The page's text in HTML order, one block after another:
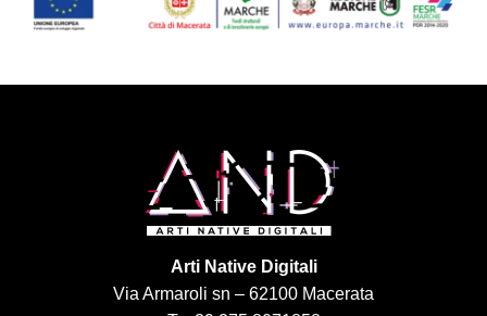
Arti Native Digitali
Via Armaroli sn – 62100 Macerata